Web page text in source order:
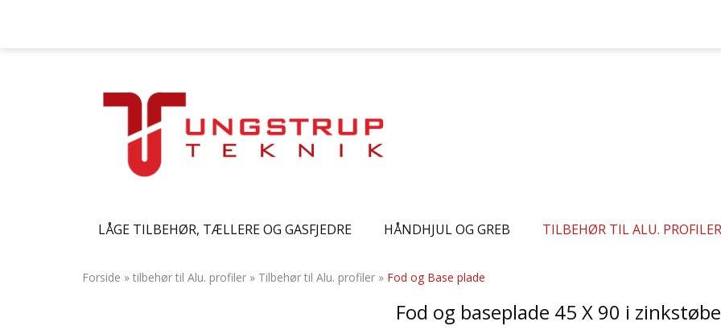
LÅGE TILBEHØR, TÆLLERE OG GASFJEDRE HÅNDHJUL OG GREB TILBEHØR TIL ALU. PROFILER
Forside » tilbehør til Alu. profiler » Tilbehør til Alu. profiler » Fod og Base plade
Fod og baseplade 45 X 90 i